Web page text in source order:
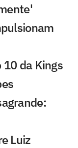
da Kings
Luiz